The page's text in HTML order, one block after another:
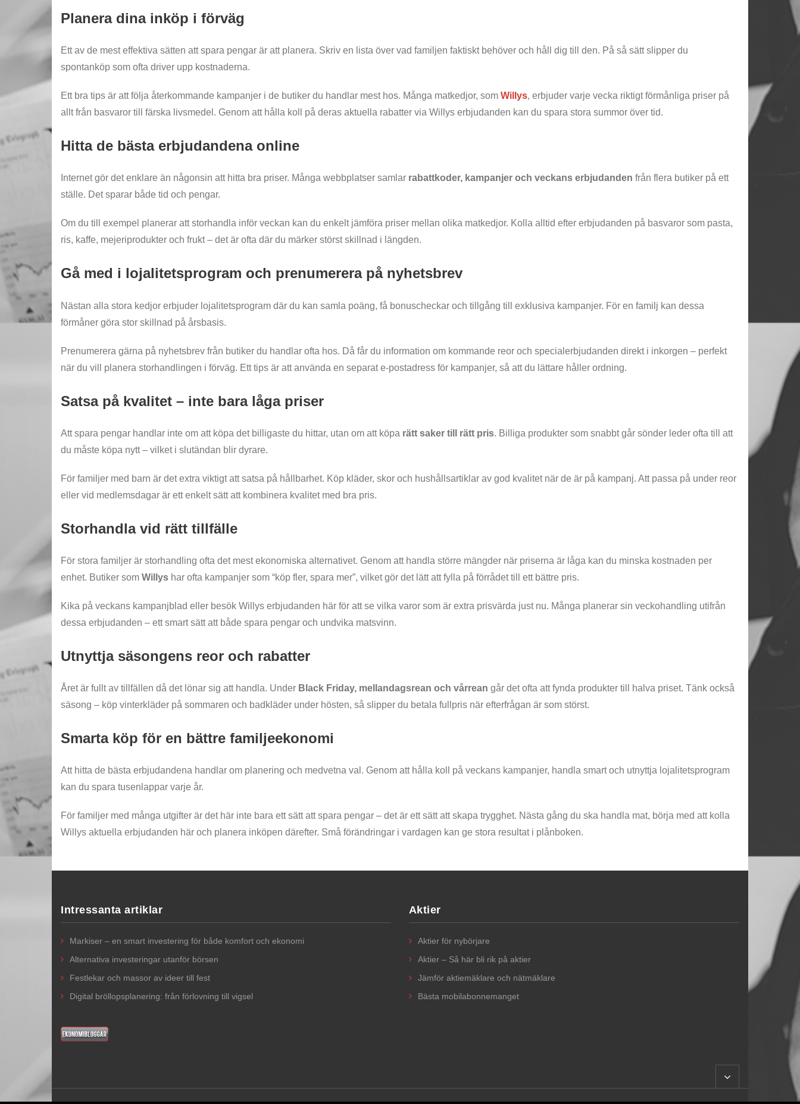
Planera dina inköp i förväg
Ett av de mest effektiva sätten att spara pengar är att planera. Skriv en lista över vad familjen faktiskt behöver och håll dig till den. På så sätt slipper du
spontanköp som ofta driver upp kostnaderna.
Ett bra tips är att följa återkommande kampanjer i de butiker du handlar mest hos. Många matkedjor, som Willys, erbjuder varje vecka riktigt förmånliga priser på
allt från basvaror till färska livsmedel. Genom att hålla koll på deras aktuella rabatter via Willys erbjudanden kan du spara stora summor över tid.
Hitta de bästa erbjudandena online
Internet gör det enklare än någonsin att hitta bra priser. Många webbplatser samlar rabattkoder, kampanjer och veckans erbjudanden från flera butiker på ett
ställe. Det sparar både tid och pengar.
Om du till exempel planerar att storhandla inför veckan kan du enkelt jämföra priser mellan olika matkedjor. Kolla alltid efter erbjudanden på basvaror som pasta,
ris, kaffe, mejeriprodukter och frukt – det är ofta där du märker störst skillnad i längden.
Gå med i lojalitetsprogram och prenumerera på nyhetsbrev
Nästan alla stora kedjor erbjuder lojalitetsprogram där du kan samla poäng, få bonuscheckar och tillgång till exklusiva kampanjer. För en familj kan dessa
förmåner göra stor skillnad på årsbasis.
Prenumerera gärna på nyhetsbrev från butiker du handlar ofta hos. Då får du information om kommande reor och specialerbjudanden direkt i inkorgen – perfekt
när du vill planera storhandlingen i förväg. Ett tips är att använda en separat e-postadress för kampanjer, så att du lättare håller ordning.
Satsa på kvalitet – inte bara låga priser
Att spara pengar handlar inte om att köpa det billigaste du hittar, utan om att köpa rätt saker till rätt pris. Billiga produkter som snabbt går sönder leder ofta till att
du måste köpa nytt – vilket i slutändan blir dyrare.
För familjer med barn är det extra viktigt att satsa på hållbarhet. Köp kläder, skor och hushållsartiklar av god kvalitet när de är på kampanj. Att passa på under reor
eller vid medlemsdagar är ett enkelt sätt att kombinera kvalitet med bra pris.
Storhandla vid rätt tillfälle
För stora familjer är storhandling ofta det mest ekonomiska alternativet. Genom att handla större mängder när priserna är låga kan du minska kostnaden per
enhet. Butiker som Willys har ofta kampanjer som “köp fler, spara mer”, vilket gör det lätt att fylla på förrådet till ett bättre pris.
Kika på veckans kampanjblad eller besök Willys erbjudanden här för att se vilka varor som är extra prisvärda just nu. Många planerar sin veckohandling utifrån
dessa erbjudanden – ett smart sätt att både spara pengar och undvika matsvinn.
Utnyttja säsongens reor och rabatter
Året är fullt av tillfällen då det lönar sig att handla. Under Black Friday, mellandagsrean och vårrean går det ofta att fynda produkter till halva priset. Tänk också
säsong – köp vinterkläder på sommaren och badkläder under hösten, så slipper du betala fullpris när efterfrågan är som störst.
Smarta köp för en bättre familjeekonomi
Att hitta de bästa erbjudandena handlar om planering och medvetna val. Genom att hålla koll på veckans kampanjer, handla smart och utnyttja lojalitetsprogram
kan du spara tusenlappar varje år.
För familjer med många utgifter är det här inte bara ett sätt att spara pengar – det är ett sätt att skapa trygghet. Nästa gång du ska handla mat, börja med att kolla
Willys aktuella erbjudanden här och planera inköpen därefter. Små förändringar i vardagen kan ge stora resultat i plånboken.
Intressanta artiklar
Markiser – en smart investering för både komfort och ekonomi
Alternativa investeringar utanför börsen
Festlekar och massor av ideer till fest
Digital bröllopsplanering: från förlovning till vigsel
Aktier
Aktier för nybörjare​
Aktier – Så här bli rik på aktier
Jämför aktiemäklare och nätmäklare
Bästa mobilabonnemanget